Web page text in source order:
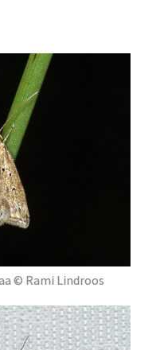
© Rami Lindroos